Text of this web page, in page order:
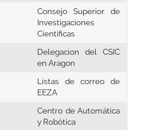
Consejo Superior de
Investigaciones
Científicas
Delegacion del CSIC
en Aragon
Listas de correo de
EEZA
Centro de Automática
y Robótica